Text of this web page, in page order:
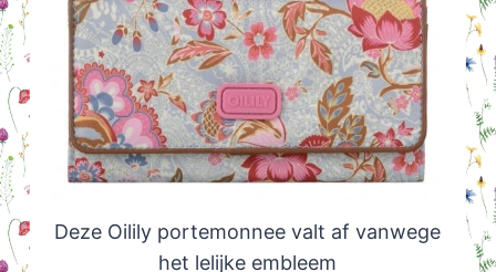
Deze Oilily portemonnee valt af vanwege
het lelijke embleem